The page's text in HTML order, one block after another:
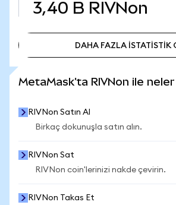
3,40 B RIVNon
DAHA FAZLA İSTATİSTİK
MetaMask'ta RIVNon ile neler
RIVNon Satın Al
Birkaç dokunuşla satın alın.
RIVNon Sat
RIVNon coin'lerinizi nakde çevirin.
RIVNon Takas Et